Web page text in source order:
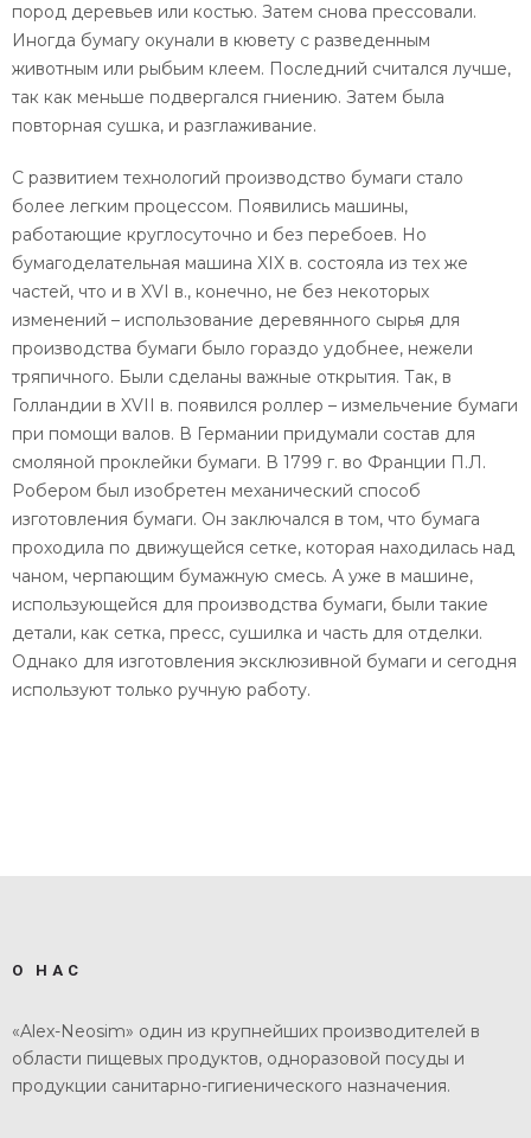
пород деревьев или костью. Затем снова прессовали.
Иногда бумагу окунали в кювету с разведенным
животным или рыбьим клеем. Последний считался лучше,
так как меньше подвергался гниению. Затем была
повторная сушка, и разглаживание.
С развитием технологий производство бумаги стало
более легким процессом. Появились машины,
работающие круглосуточно и без перебоев. Но
бумагоделательная машина XIX в. состояла из тех же
частей, что и в XVI в., конечно, не без некоторых
изменений – использование деревянного сырья для
производства бумаги было гораздо удобнее, нежели
тряпичного. Были сделаны важные открытия. Так, в
Голландии в XVII в. появился роллер – измельчение бумаги
при помощи валов. В Германии придумали состав для
смоляной проклейки бумаги. В 1799 г. во Франции П.Л.
Робером был изобретен механический способ
изготовления бумаги. Он заключался в том, что бумага
проходила по движущейся сетке, которая находилась над
чаном, черпающим бумажную смесь. А уже в машине,
использующейся для производства бумаги, были такие
детали, как сетка, пресс, сушилка и часть для отделки.
Однако для изготовления эксклюзивной бумаги и сегодня
используют только ручную работу.
О НАС
«Alex-Neosim» один из крупнейших производителей в
области пищевых продуктов, одноразовой посуды и
продукции санитарно-гигиенического назначения.